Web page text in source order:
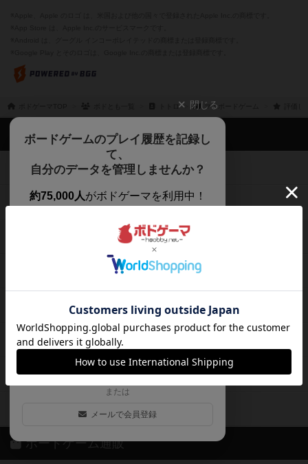
トトロ マイボードゲーム
閉じる
ボードゲームのプレイ履歴を記録し
て、
自分のデータを管理しませんか？
約75,000人がボドゲーマを利用中！
遊んだボードゲームを記録する
気になるゲームのレビューを読む
お気に入り作品・所有リストの共
ログイン / 会員登録（10秒）
Google X
Apple Facebook
または
メールで会員登録
ボドゲーマTOP
ボードゲームを検索する
ボードゲームの新着レビュー
ボードゲーム会情報
掲示板・トピックス
ボドとも・会員一覧
ボードゲーム業界コラム
ボドゲーマご利用案内
ボードゲーム通販